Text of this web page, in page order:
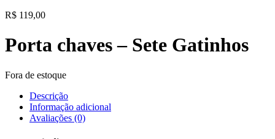
R$ 119,00
Porta chaves – Sete Gatinhos
Fora de estoque
Descrição
Informação adicional
Avaliações (0)